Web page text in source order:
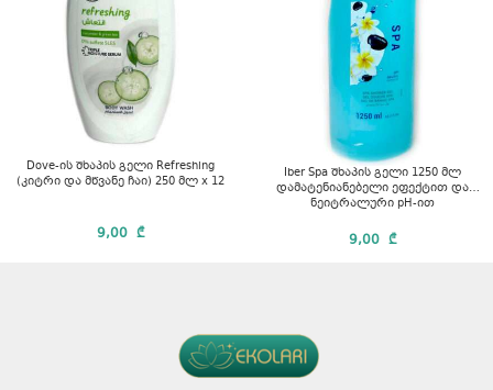
Dove-ის შხაპის გელი Refreshing
(კიტრი და მწვანე ჩაი) 250 მლ x 12
9,00 ₾
Iber Spa შხაპის გელი 1250 მლ
დამატენიანებელი ეფექტით და
ნეიტრალური pH-ით
9,00 ₾